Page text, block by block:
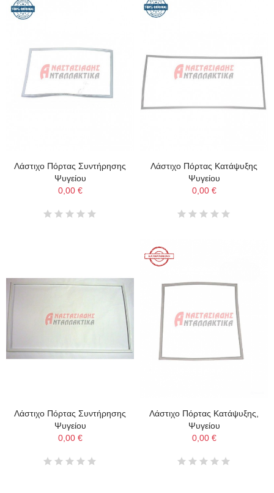
Λάστιχο Πόρτας Συντήρησης
Ψυγείου
0,00 €
Λάστιχο Πόρτας Κατάψυξης
Ψυγείου
0,00 €
Λάστιχο Πόρτας Συντήρησης
Ψυγείου
0,00 €
Λάστιχο Πόρτας Κατάψυξης,
Ψυγείου
0,00 €